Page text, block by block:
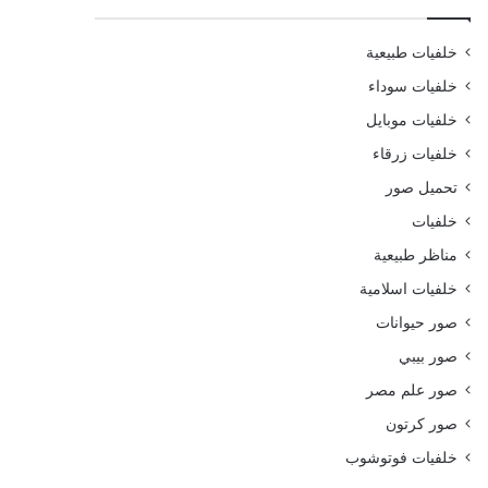
خلفيات طبيعية
خلفيات سوداء
خلفيات موبايل
خلفيات زرقاء
تحميل صور
خلفيات
مناظر طبيعية
خلفيات اسلامية
صور حيوانات
صور بيبي
صور علم مصر
صور كرتون
خلفيات فوتوشوب